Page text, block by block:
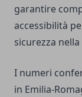
garantire
accessibilità
sicurezza
I numeri
in Emilia-